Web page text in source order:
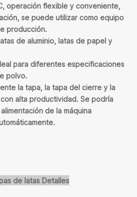
operación flexible y conveniente,
se puede utilizar como equipo
producción.
de aluminio, latas de papel y
para diferentes especificaciones
polvo.
la tapa, la tapa del cierre y la
alta productividad. Se podría
de la máquina
de latas Detalles